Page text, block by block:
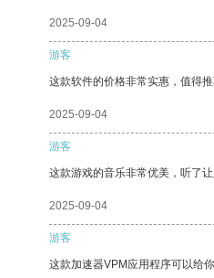
2025-09-04
游客
这款软件的价格非常实惠，值得推
2025-09-04
游客
这款游戏的音乐非常优美，听了让
2025-09-04
游客
这款加速器VPM应用程序可以给